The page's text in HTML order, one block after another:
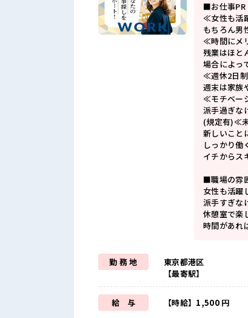
■お仕事PR
≪女性も活
もちろん男
≪時間にメ
残業はほと
場合によっ
≪週休2日
週末は家族
≪モチベー
派手過ぎな
(規定有)≪
新しいこと
しっかり働
イチからス
■職場の雰
女性も活躍
派手すぎな
休憩室で楽
時間があれ
勤 務 地
東京都港区
【最寄駅】
給 与 【時給】1,500 円